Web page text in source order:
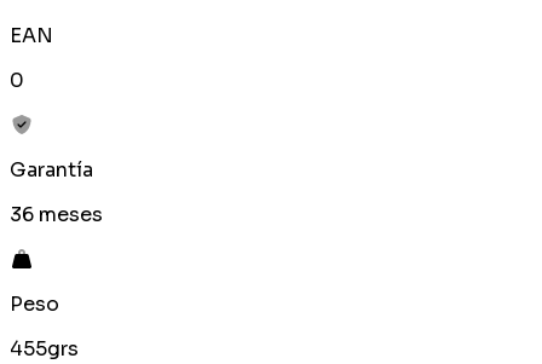
EAN
0
Garantía
36 meses
Peso
455grs